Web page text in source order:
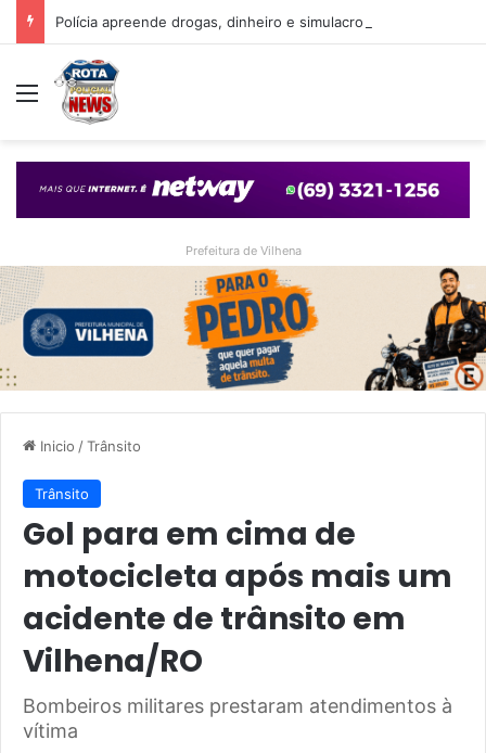
Menu
Prefeitura de Vilhena
Inicio /Trânsito
Trânsito
Gol para em cima de
motocicleta após mais um
acidente de trânsito em
Vilhena/RO
Bombeiros militares prestaram atendimentos à
vítima